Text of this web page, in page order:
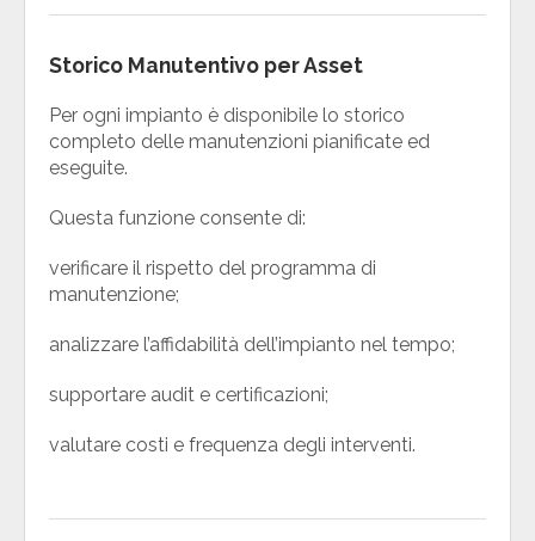
Storico Manutentivo per Asset
Per ogni impianto è disponibile lo storico
completo delle manutenzioni pianificate ed
eseguite.
Questa funzione consente di:
verificare il rispetto del programma di
manutenzione;
analizzare l’affidabilità dell’impianto nel tempo;
supportare audit e certificazioni;
valutare costi e frequenza degli interventi.